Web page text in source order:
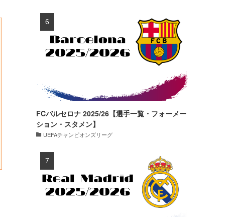
FCバルセロナ 2025/26【選手一覧・フォーメー
ション・スタメン】
UEFAチャンピオンズリーグ